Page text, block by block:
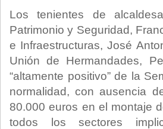
Los tenientes de
Patrimonio y Seguridad,
e Infraestructuras, José
Unión de Hermandades,
“altamente positivo” de la
normalidad, con ausencia
80.000 euros en el montaje
todos los sectores